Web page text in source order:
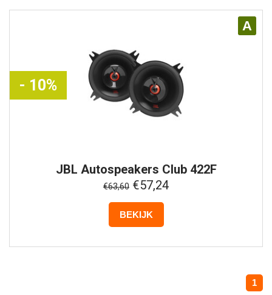
A
- 10%
JBL Autospeakers Club 422F
€63,60 €57,24
BEKIJK
1